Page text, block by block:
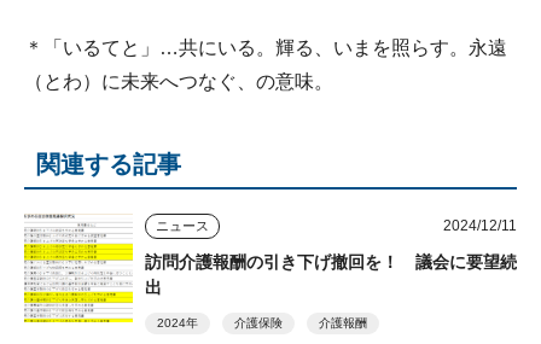
＊「いるてと」…共にいる。輝る、いまを照らす。永遠
（とわ）に未来へつなぐ、の意味。
関連する記事
ニュース 2024/12/11
訪問介護報酬の引き下げ撤回を！ 議会に要望続
出
2024年 介護保険 介護報酬